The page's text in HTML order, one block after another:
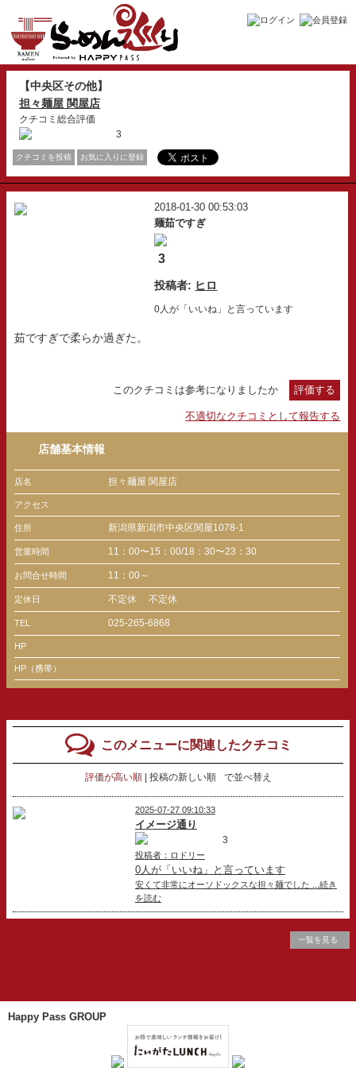
【中央区その他】
担々麺屋 関屋店
クチコミ総合評価
3
クチコミを投稿 お気に入りに登録
2018-01-30 00:53:03
麺茹ですぎ
3
投稿者: ヒロ
0人が「いいね」と言っています
茹ですぎで柔らか過ぎた。
このクチコミは参考になりましたか 評価する
不適切なクチコミとして報告する
店舗基本情報
店名 担々麺屋 関屋店
アクセス
住所 新潟県新潟市中央区関屋1078-1
営業時間 11：00〜15：00/18：30〜23：30
お問合せ時間 11：00～
定休日 不定休 不定休
TEL 025-265-6868
HP
HP（携帯）
このメニューに関連したクチコミ
評価が高い順 投稿の新しい順 で並べ替え
2025-07-27 09:10:33
イメージ通り
3
投稿者：ロドリー
0人が「いいね」と言っています
安くて非常にオーソドックスな担々麺でした ...続き
を読む
一覧を見る
Happy Pass GROUP